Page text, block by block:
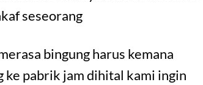
seseorang
bingung harus kemana
ke pabrik jam dihital kami ingin